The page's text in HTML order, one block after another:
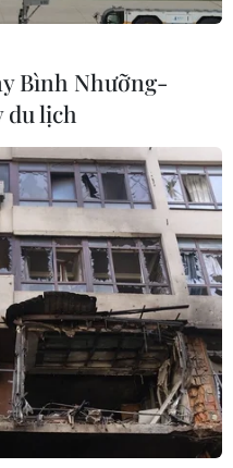
bảo đảm quyền
xét tuyển bổ sung các
trường công bố xét
nhưng vẫn theo
Bình Nhưỡng-
du lịch